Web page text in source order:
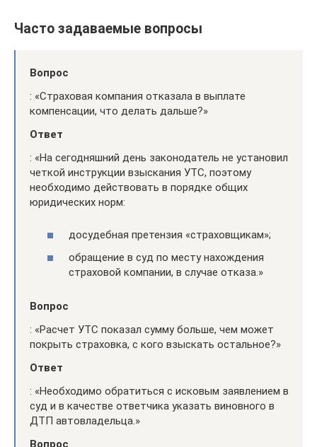
Часто задаваемые вопросы
Вопрос
: «Страховая компания отказала в выплате
компенсации, что делать дальше?»
Ответ
: «На сегодняшний день законодатель не установил
четкой инструкции взыскания УТС, поэтому
необходимо действовать в порядке общих
юридических норм:
досудебная претензия «страховщикам»;
обращение в суд по месту нахождения
страховой компании, в случае отказа.»
Вопрос
: «Расчет УТС показал сумму больше, чем может
покрыть страховка, с кого взыскать остальное?»
Ответ
: «Необходимо обратиться с исковым заявлением в
суд и в качестве ответчика указать виновного в
ДТП автовладельца.»
Вопрос